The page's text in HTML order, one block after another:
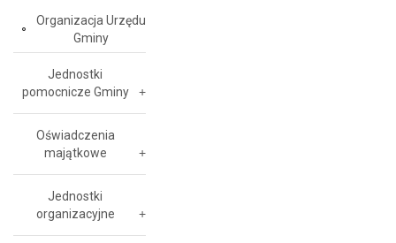
Organizacja Urzędu
Gminy
Jednostki
pomocnicze Gminy
Oświadczenia
majątkowe
Jednostki
organizacyjne